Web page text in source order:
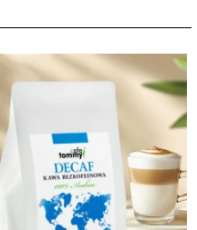
zielonowargowy 150 kaps
69,00 zł
Cena regularna: 80,00 zł
do koszyka